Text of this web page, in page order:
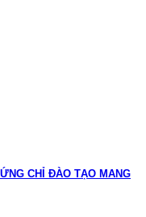
CHỈ ĐÀO TẠO MANG